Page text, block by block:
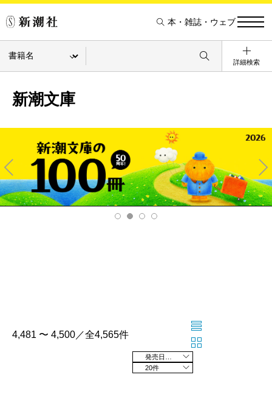
本・雑誌・ウェブ
詳細検索
新潮文庫
Pre
v
Ne
xt
4,481 〜 4,500／全4,565件
20件